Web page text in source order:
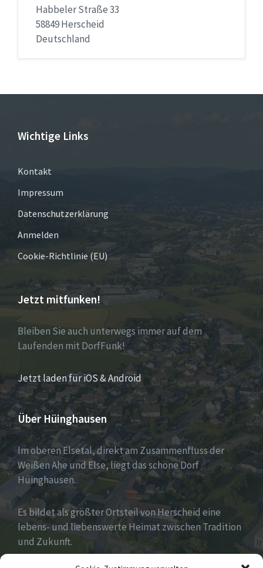
Habbeler Straße 33
58849 Herscheid
Deutschland
Wichtige Links
Kontakt
Impressum
Datenschutzerklärung
Anmelden
Cookie-Richtlinie (EU)
Jetzt mitfunken!
Bleiben Sie auch unterwegs immer auf dem
Laufenden mit DorfFunk!
Jetzt laden für iOS & Android
Über Hüinghausen
Im oberen Elsetal, direkt am Zusammenfluss der
Weißen Ahe und Else, liegt das schöne Dorf
Hüinghausen.
Es bildet als größter Ortsteil von Herscheid eine
lebens- und liebenswerte Heimat zwischen Tradition
und Zukunft.